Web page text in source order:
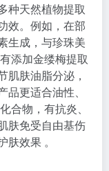
种天然植物提取
效。例如，在部
生成，与珍珠美
添加金缕梅提取
肌肤油脂分泌，
更适合油性、
合物，有抗炎、
肤免受自由基伤
效果 。